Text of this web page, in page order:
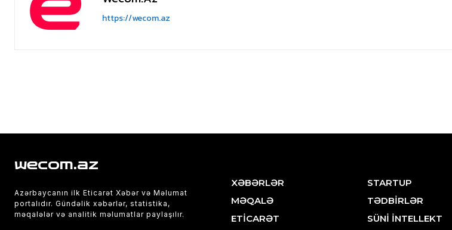
https://wecom.az
wecom.az
Azərbaycanın ilk Eticarət Xəbər və Məlumat
portalıdır. Gündəlik xəbərlər, statistika,
məqalələr və analitik məlumatlar paylaşılır.
XƏBƏRLƏR
MƏQALƏ
ETİCARƏT
STARTUP
TƏDBİRLƏR
SÜNİ İNTELLEKT